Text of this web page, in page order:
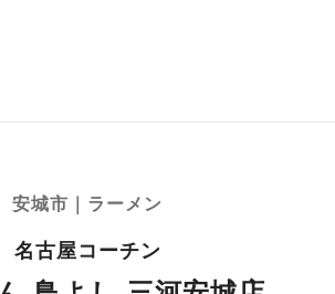
安城市｜ラーメン
名古屋コーチン